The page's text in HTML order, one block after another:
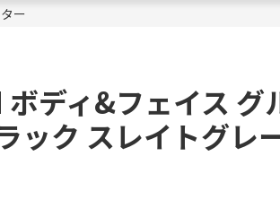
ー
ディ&フェイス グ
ック スレイトグレ